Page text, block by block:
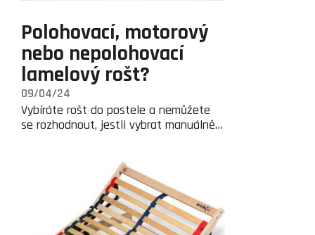
Polohovací, motorový
nebo nepolohovací
lamelový rošt?
09/04/24
Vybíráte rošt do postele a nemůžete
se rozhodnout, jestli vybrat manuálně…